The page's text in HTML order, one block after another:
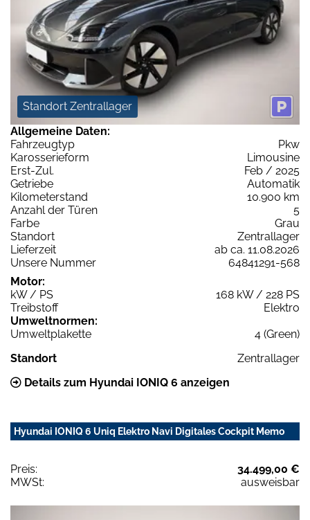
Standort Zentrallager
Allgemeine Daten:
Fahrzeugtyp
Pkw
Karosserieform
Limousine
Erst-Zul.
Feb / 2025
Getriebe
Automatik
Kilometerstand
10.900 km
Anzahl der Türen
5
Farbe
Grau
Standort
Zentrallager
Lieferzeit
ab ca. 11.08.2026
Unsere Nummer
64841291-568
Motor:
kW / PS
168 kW / 228 PS
Treibstoff
Elektro
Umweltnormen:
Umweltplakette
4 (Green)
Standort
Zentrallager
Details zum Hyundai IONIQ 6 anzeigen
Hyundai IONIQ 6 Uniq Elektro Navi Digitales Cockpit Memo
Preis:
34.499,00 €
MWSt:
ausweisbar